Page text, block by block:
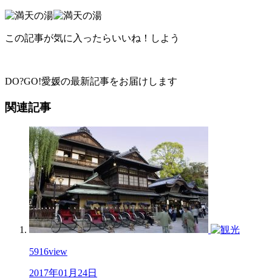
この記事が気に入ったらいいね！しよう
DO?GO!愛媛の最新記事をお届けします
関連記事
5916view
2017年01月24日